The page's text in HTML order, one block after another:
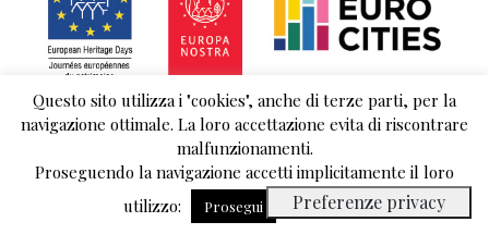
© 2018 copyright Comuniterrae | È vietata ogni riproduzione non autorizzata |
Privacy Policy
Questo sito utilizza i "cookies", anche di terze parti, per la
navigazione ottimale. La loro accettazione evita di riscontrare
malfunzionamenti.
Proseguendo la navigazione accetti implicitamente il loro
utilizzo:
Prosegui Leggi tutto